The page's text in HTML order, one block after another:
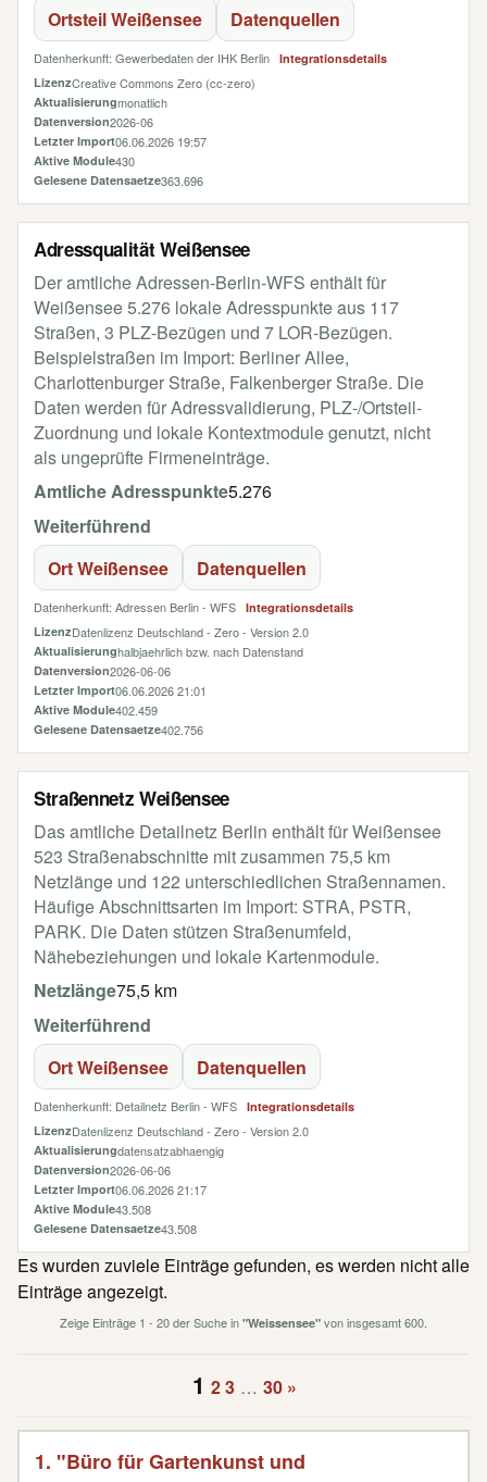
Ortsteil Weißensee
Datenquellen
Datenherkunft: Gewerbedaten der IHK Berlin Integrationsdetails
LizenzCreative Commons Zero (cc-zero)
Aktualisierungmonatlich
Datenversion2026-06
Letzter Import06.06.2026 19:57
Aktive Module430
Gelesene Datensaetze363.696
Adressqualität Weißensee
Der amtliche Adressen-Berlin-WFS enthält für
Weißensee 5.276 lokale Adresspunkte aus 117
Straßen, 3 PLZ-Bezügen und 7 LOR-Bezügen.
Beispielstraßen im Import: Berliner Allee,
Charlottenburger Straße, Falkenberger Straße. Die
Daten werden für Adressvalidierung, PLZ-/Ortsteil-
Zuordnung und lokale Kontextmodule genutzt, nicht
als ungeprüfte Firmeneinträge.
Amtliche Adresspunkte5.276
Weiterführend
Ort Weißensee
Datenquellen
Datenherkunft: Adressen Berlin - WFS Integrationsdetails
LizenzDatenlizenz Deutschland - Zero - Version 2.0
Aktualisierunghalbjaehrlich bzw. nach Datenstand
Datenversion2026-06-06
Letzter Import06.06.2026 21:01
Aktive Module402.459
Gelesene Datensaetze402.756
Straßennetz Weißensee
Das amtliche Detailnetz Berlin enthält für Weißensee
523 Straßenabschnitte mit zusammen 75,5 km
Netzlänge und 122 unterschiedlichen Straßennamen.
Häufige Abschnittsarten im Import: STRA, PSTR,
PARK. Die Daten stützen Straßenumfeld,
Nähebeziehungen und lokale Kartenmodule.
Netzlänge75,5 km
Weiterführend
Ort Weißensee
Datenquellen
Datenherkunft: Detailnetz Berlin - WFS Integrationsdetails
LizenzDatenlizenz Deutschland - Zero - Version 2.0
Aktualisierungdatensatzabhaengig
Datenversion2026-06-06
Letzter Import06.06.2026 21:17
Aktive Module43.508
Gelesene Datensaetze43.508
Es wurden zuviele Einträge gefunden, es werden nicht alle
Einträge angezeigt.
Zeige Einträge 1 - 20 der Suche in "Weissensee" von insgesamt 600.
1 23 … 30 »
1. "Büro für Gartenkunst und